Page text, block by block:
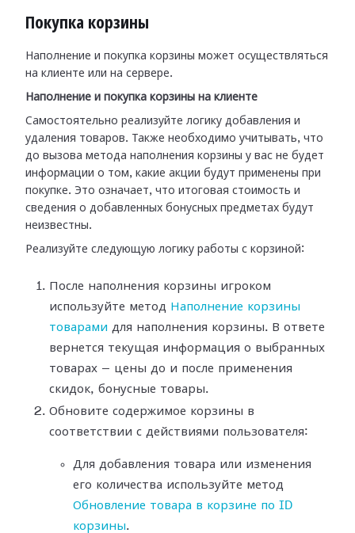
Покупка корзины
Наполнение и покупка корзины может осуществляться
на клиенте или на сервере.
Наполнение и покупка корзины на клиенте
Самостоятельно реализуйте логику добавления и
удаления товаров. Также необходимо учитывать, что
до вызова метода наполнения корзины у вас не будет
информации о том, какие акции будут применены при
покупке. Это означает, что итоговая стоимость и
сведения о добавленных бонусных предметах будут
неизвестны.
Реализуйте следующую логику работы с корзиной:
После наполнения корзины игроком
используйте метод Наполнение корзины
товарами для наполнения корзины. В ответе
вернется текущая информация о выбранных
товарах — цены до и после применения
скидок, бонусные товары.
Обновите содержимое корзины в
соответствии с действиями пользователя:
Для добавления товара или изменения
его количества используйте метод
Обновление товара в корзине по ID
корзины.